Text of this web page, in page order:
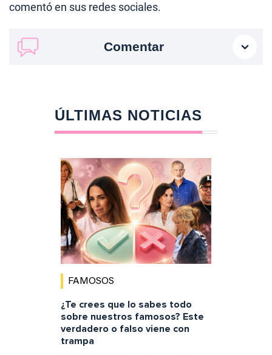
comentó en sus redes sociales.
Comentar
ÚLTIMAS NOTICIAS
FAMOSOS
¿Te crees que lo sabes todo
sobre nuestros famosos? Este
verdadero o falso viene con
trampa